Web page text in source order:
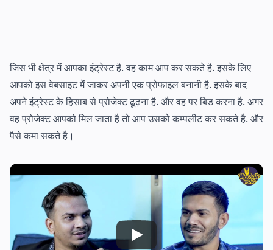
जिस भी क्षेत्र में आपका इंट्रेस्ट है. वह काम आप कर सकते है. इसके लिए
आपको इस वेबसाइट में जाकर अपनी एक प्रोफाइल बनानी है. इसके बाद
अपने इंट्रेस्ट के हिसाब से प्रोजेक्ट ढूढ़ना है. और वह पर बिड करना है. अगर
वह प्रोजेक्ट आपको मिल जाता है तो आप उसको कम्पलीट कर सकते है. और
पैसे कमा सकते है।